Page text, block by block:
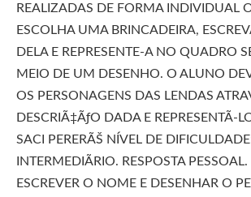
REALIZADAS DE FORMA INDIVIDUAL
ESCOLHA UMA BRINCADEIRA,
DELA E REPRESENTE-A NO QUADRO
MEIO DE UM DESENHO. O ALUNO
OS PERSONAGENS DAS LENDAS
DESCRIÃ‡ÃƒO DADA E REPRESENTÃ-
SACI PERERÃŠ NÍVEL DE
INTERMEDIÃRIO. RESPOSTA
ESCREVER O NOME E DESENHAR O